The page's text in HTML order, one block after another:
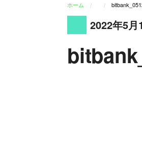
ホーム
2022年5月